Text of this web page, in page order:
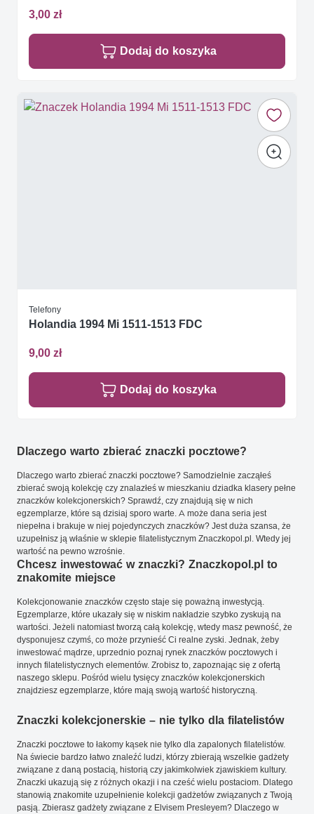
3,00 zł
Dodaj do koszyka
Telefony
Holandia 1994 Mi 1511-1513 FDC
9,00 zł
Dodaj do koszyka
Dlaczego warto zbierać znaczki pocztowe?
Dlaczego warto zbierać znaczki pocztowe? Samodzielnie zacząłeś
zbierać swoją kolekcję czy znalazłeś w mieszkaniu dziadka klasery pełne
znaczków kolekcjonerskich? Sprawdź, czy znajdują się w nich
egzemplarze, które są dzisiaj sporo warte. A może dana seria jest
niepełna i brakuje w niej pojedynczych znaczków? Jest duża szansa, że
uzupełnisz ją właśnie w sklepie filatelistycznym Znaczkopol.pl. Wtedy jej
wartość na pewno wzrośnie.
Chcesz inwestować w znaczki? Znaczkopol.pl to
znakomite miejsce
Kolekcjonowanie znaczków często staje się poważną inwestycją.
Egzemplarze, które ukazały się w niskim nakładzie szybko zyskują na
wartości. Jeżeli natomiast tworzą całą kolekcję, wtedy masz pewność, że
dysponujesz czymś, co może przynieść Ci realne zyski. Jednak, żeby
inwestować mądrze, uprzednio poznaj rynek znaczków pocztowych i
innych filatelistycznych elementów. Zrobisz to, zapoznając się z ofertą
naszego sklepu. Pośród wielu tysięcy znaczków kolekcjonerskich
znajdziesz egzemplarze, które mają swoją wartość historyczną.
Znaczki kolekcjonerskie – nie tylko dla filatelistów
Znaczki pocztowe to łakomy kąsek nie tylko dla zapalonych filatelistów.
Na świecie bardzo łatwo znaleźć ludzi, którzy zbierają wszelkie gadżety
związane z daną postacią, historią czy jakimkolwiek zjawiskiem kultury.
Znaczki ukazują się z różnych okazji i na cześć wielu postaciom. Dlatego
stanowią znakomite uzupełnienie kolekcji gadżetów związanych z Twoją
pasją. Zbierasz gadżety związane z Elvisem Presleyem? Dlaczego w